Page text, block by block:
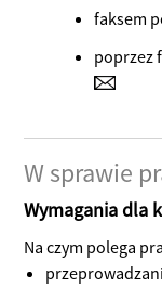
faksem
poprzez
W sprawie
Wymagania dla
Na czym polega